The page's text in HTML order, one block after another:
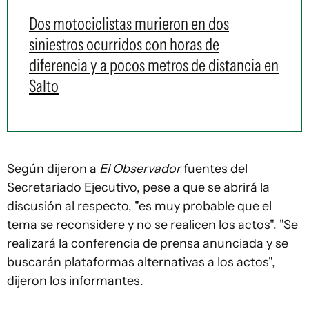
Dos motociclistas murieron en dos
siniestros ocurridos con horas de
diferencia y a pocos metros de distancia en
Salto
Según dijeron a El Observadorfuentes del
Secretariado Ejecutivo, pese a que se abrirá la
discusión al respecto, "es muy probable que el
tema se reconsidere y no se realicen los actos". "Se
realizará la conferencia de prensa anunciada y se
buscarán plataformas alternativas a los actos",
dijeron los informantes.